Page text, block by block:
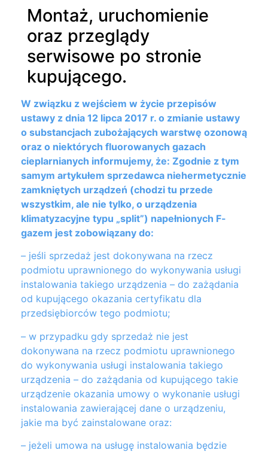
Montaż, uruchomienie
oraz przeglądy
serwisowe po stronie
kupującego.
W związku z wejściem w życie przepisów
ustawy z dnia 12 lipca 2017 r. o zmianie ustawy
o substancjach zubożających warstwę ozonową
oraz o niektórych fluorowanych gazach
cieplarnianych informujemy, że: Zgodnie z tym
samym artykułem sprzedawca niehermetycznie
zamkniętych urządzeń (chodzi tu przede
wszystkim, ale nie tylko, o urządzenia
klimatyzacyjne typu „split”) napełnionych F-
gazem jest zobowiązany do:
– jeśli sprzedaż jest dokonywana na rzecz
podmiotu uprawnionego do wykonywania usługi
instalowania takiego urządzenia – do zażądania
od kupującego okazania certyfikatu dla
przedsiębiorców tego podmiotu;
– w przypadku gdy sprzedaż nie jest
dokonywana na rzecz podmiotu uprawnionego
do wykonywania usługi instalowania takiego
urządzenia – do zażądania od kupującego takie
urządzenie okazania umowy o wykonanie usługi
instalowania zawierającej dane o urządzeniu,
jakie ma być zainstalowane oraz:
– jeżeli umowa na usługę instalowania będzie